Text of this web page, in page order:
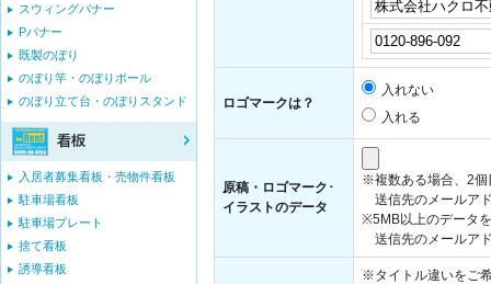
ロゴマークは？
入れない
入れる
原稿・ロゴマーク･
イラストのデータ
※複数ある場合、2個
送信先のメールア
※5MB以上のデータ
送信先のメールア
※タイトル違いをご
スウィングバナー
Pバナー
既製のぼり
のぼり竿・のぼりポール
のぼり立て台・のぼりスタンド
入居者募集看板・売物件看板
駐車場看板
駐車場プレート
捨て看板
誘導看板